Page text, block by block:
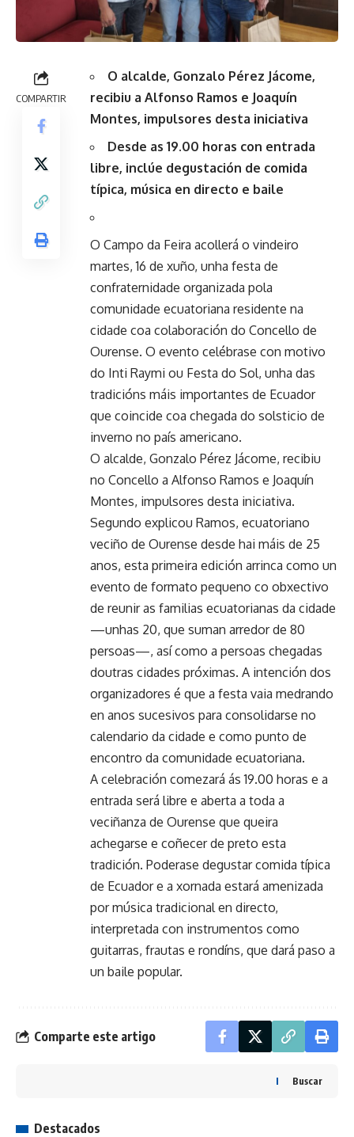
COMPARTIR
O alcalde, Gonzalo Pérez Jácome,
recibiu a Alfonso Ramos e Joaquín
Montes, impulsores desta iniciativa
Desde as 19.00 horas con entrada
libre, inclúe degustación de comida
típica, música en directo e baile
O Campo da Feira acollerá o vindeiro
martes, 16 de xuño, unha festa de
confraternidade organizada pola
comunidade ecuatoriana residente na
cidade coa colaboración do Concello de
Ourense. O evento celébrase con motivo
do Inti Raymi ou Festa do Sol, unha das
tradicións máis importantes de Ecuador
que coincide coa chegada do solsticio de
inverno no país americano.
O alcalde, Gonzalo Pérez Jácome, recibiu
no Concello a Alfonso Ramos e Joaquín
Montes, impulsores desta iniciativa.
Segundo explicou Ramos, ecuatoriano
veciño de Ourense desde hai máis de 25
anos, esta primeira edición arrinca como un
evento de formato pequeno co obxectivo
de reunir as familias ecuatorianas da cidade
—unhas 20, que suman arredor de 80
persoas—, así como a persoas chegadas
doutras cidades próximas. A intención dos
organizadores é que a festa vaia medrando
en anos sucesivos para consolidarse no
calendario da cidade e como punto de
encontro da comunidade ecuatoriana.
A celebración comezará ás 19.00 horas e a
entrada será libre e aberta a toda a
veciñanza de Ourense que queira
achegarse e coñecer de preto esta
tradición. Poderase degustar comida típica
de Ecuador e a xornada estará amenizada
por música tradicional en directo,
interpretada con instrumentos como
guitarras, frautas e rondíns, que dará paso a
un baile popular.
Comparte este artigo
Buscar
Destacados